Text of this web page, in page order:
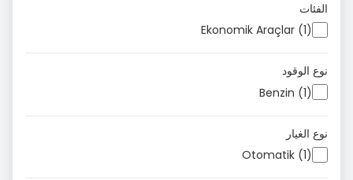
الفئات
Ekonomik Araçlar (1)
نوع الوقود
Benzin (1)
نوع الغيار
Otomatik (1)